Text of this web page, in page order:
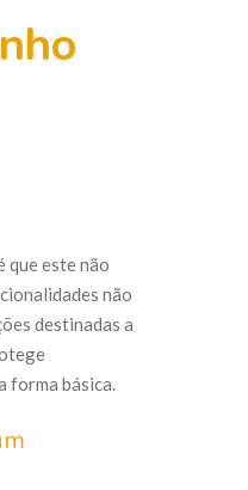
que este não
não
destinadas a
forma básica.